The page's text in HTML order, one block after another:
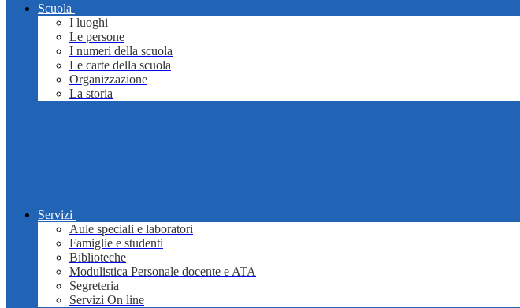
Scuola
I luoghi
Le persone
I numeri della scuola
Le carte della scuola
Organizzazione
La storia
Servizi
Aule speciali e laboratori
Famiglie e studenti
Biblioteche
Modulistica Personale docente e ATA
Segreteria
Servizi On line